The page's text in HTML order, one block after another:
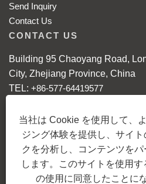
Send Inquiry
Contact Us
CONTACT US
Building 95 Chaoyang Road,
City, Zhejiang Province, China
TEL: +86-577-64419577
Mobile: +86-18868086608
WhatsApp:+86-18868086608
Copyright © 2024 Longgang
Rights
当社は Cookie を使用して、
ジング体験を提供し、サイ
クを分析し、コンテンツを
します。このサイトを使用
の使用に同意したことに